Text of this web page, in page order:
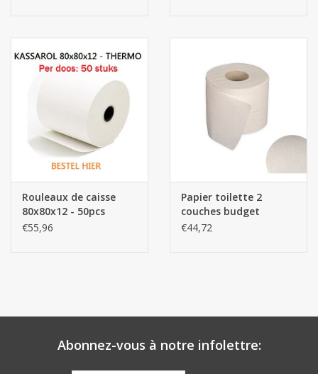
Rouleaux de caisse
80x80x12 - 50pcs
€55,96
Papier toilette 2
couches budget
€44,72
Abonnez-vous à notre infolettre: